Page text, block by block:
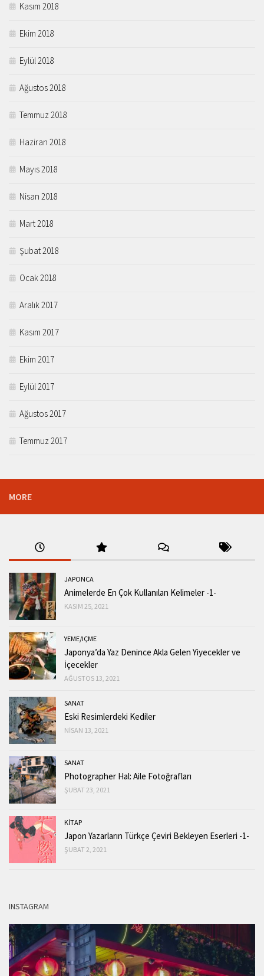
Kasım 2018
Ekim 2018
Eylül 2018
Ağustos 2018
Temmuz 2018
Haziran 2018
Mayıs 2018
Nisan 2018
Mart 2018
Şubat 2018
Ocak 2018
Aralık 2017
Kasım 2017
Ekim 2017
Eylül 2017
Ağustos 2017
Temmuz 2017
MORE
JAPONCA
Animelerde En Çok Kullanılan Kelimeler -1-
KASIM 25, 2021
YEME/IÇME
Japonya’da Yaz Denince Akla Gelen Yiyecekler ve
İçecekler
AĞUSTOS 13, 2021
SANAT
Eski Resimlerdeki Kediler
NISAN 13, 2021
SANAT
Photographer Hal: Aile Fotoğrafları
ŞUBAT 23, 2021
KİTAP
Japon Yazarların Türkçe Çeviri Bekleyen Eserleri -1-
ŞUBAT 2, 2021
INSTAGRAM